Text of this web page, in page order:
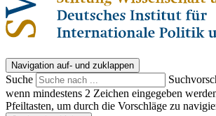
Navigation auf- und zuklappen
Suche
wenn mindestens 2 Zeichen eingegeben
Pfeiltasten, um durch die Vorschläge zu